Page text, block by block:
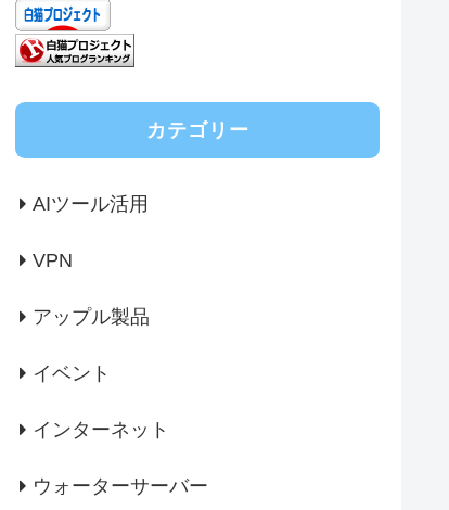
カテゴリー
AIツール活用
VPN
アップル製品
イベント
インターネット
ウォーターサーバー